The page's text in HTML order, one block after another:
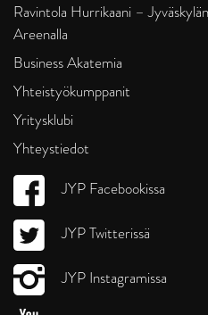
Ravintola Hurrikaani –
Areenalla
Business Akatemia
Yhteistyökumppanit
Yritysklubi
Yhteystiedot
JYP Facebookissa
JYP Twitterissä
JYP Instagramissa